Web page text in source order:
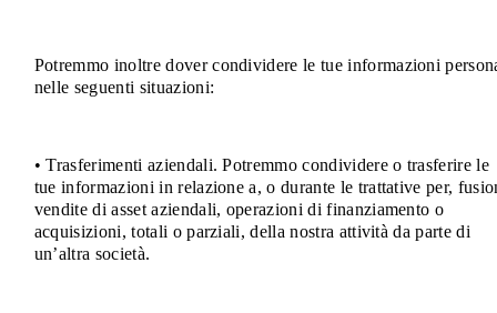
Potremmo inoltre dover condividere le tue informazioni
nelle seguenti situazioni:
• Trasferimenti aziendali. Potremmo condividere o trasferire le
tue informazioni in relazione a, o durante le trattative per,
vendite di asset aziendali, operazioni di finanziamento o
acquisizioni, totali o parziali, della nostra attività da parte di
un’altra società.